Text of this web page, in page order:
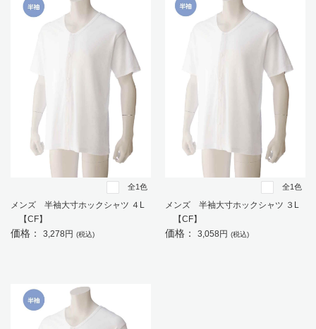
全1色
メンズ 半袖大寸ホックシャツ ４L
【CF】
価格： 3,278円 (税込)
全1色
メンズ 半袖大寸ホックシャツ ３L
【CF】
価格： 3,058円 (税込)